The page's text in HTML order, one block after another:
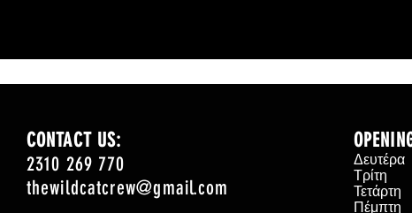
CONTACT US:
2310 269 770
thewildcatcrew@gmail.com